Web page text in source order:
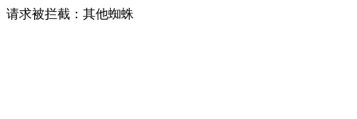
请求被拦截：其他蜘蛛